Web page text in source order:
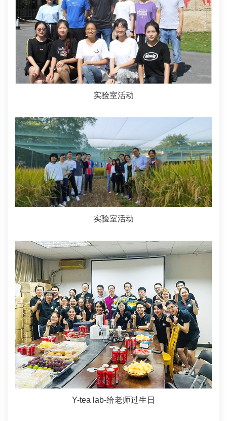
实验室活动
实验室活动
Y-tea lab-给老师过生日